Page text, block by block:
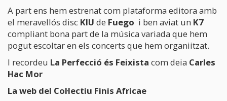
A part ens hem estrenat com plataforma editora amb
el meravellós disc KIU de Fuego i ben aviat un K7
compliant bona part de la música variada que hem
pogut escoltar en els concerts que hem organiitzat.
I recordeu La Perfecció és Feixista com deia Carles
Hac Mor
La web del Col·lectiu Finis Africae